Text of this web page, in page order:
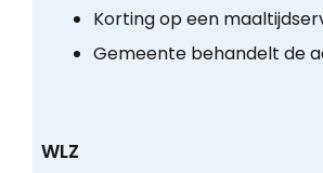
Korting op een
Gemeente behandelt de
WLZ